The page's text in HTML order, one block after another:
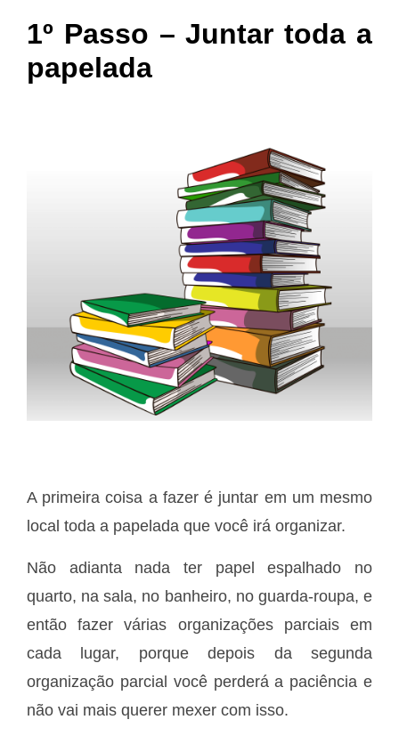
1º Passo – Juntar toda a
papelada
A primeira coisa a fazer é juntar em um mesmo
local toda a papelada que você irá organizar.
Não adianta nada ter papel espalhado no
quarto, na sala, no banheiro, no guarda-roupa, e
então fazer várias organizações parciais em
cada lugar, porque depois da segunda
organização parcial você perderá a paciência e
não vai mais querer mexer com isso.